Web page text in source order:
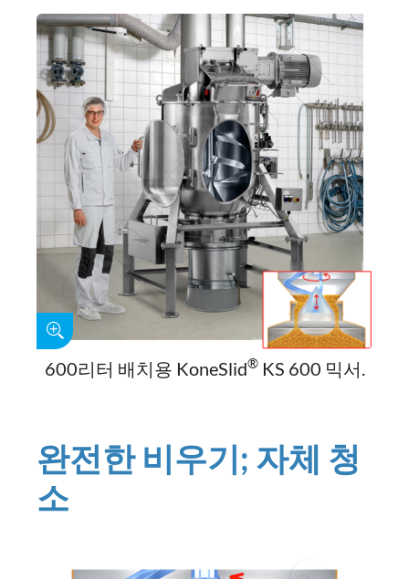
600리터 배치용 KoneSlid®KS 600 믹서.
완전한 비우기; 자체 청
소